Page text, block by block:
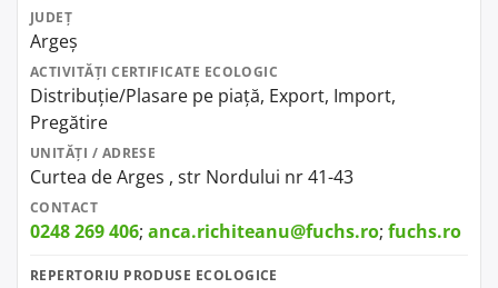
JUDEȚ
Argeș
ACTIVITĂȚI CERTIFICATE ECOLOGIC
Distribuție/Plasare pe piață, Export, Import,
Pregătire
UNITĂȚI / ADRESE
Curtea de Arges , str Nordului nr 41-43
CONTACT
0248 269 406; anca.richiteanu@fuchs.ro; fuchs.ro
REPERTORIU PRODUSE ECOLOGICE